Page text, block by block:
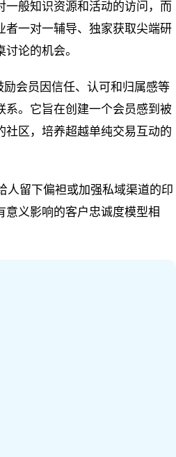
一般知识资源和活动的访问，而
者一对一辅导、独家获取尖端研
论的机会。
励会员因信任、认可和归属感等
系。它旨在创建一个会员感到被
社区，培养超越单纯交易互动的
人留下偏袒或加强私域渠道的印
意义影响的客户忠诚度模型相